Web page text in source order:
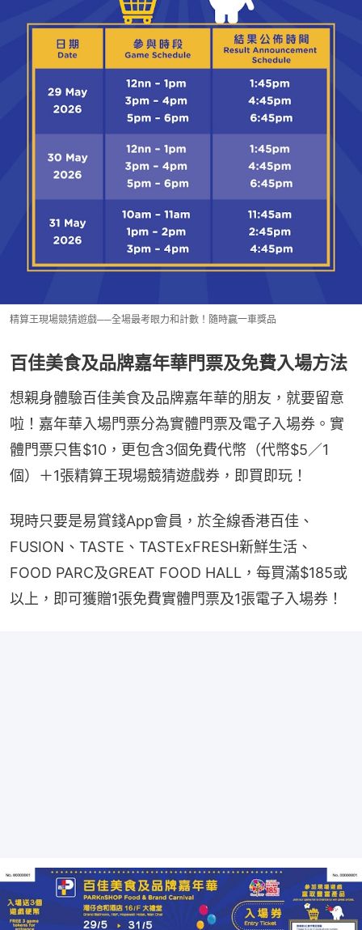
精算王現場競猜遊戲──全場最考眼力和計數！隨時贏一車獎品
百佳美食及品牌嘉年華門票及免費入場方法
想親身體驗百佳美食及品牌嘉年華的朋友，就要留意
啦！嘉年華入場門票分為實體門票及電子入場券。實
體門票只售$10，更包含3個免費代幣（代幣$5／1
個）＋1張精算王現場競猜遊戲券，即買即玩！
現時只要是易賞錢App會員，於全線香港百佳、
FUSION、TASTE、TASTExFRESH新鮮生活、
FOOD PARC及GREAT FOOD HALL，每買滿$185或
以上，即可獲贈1張免費實體門票及1張電子入場券！